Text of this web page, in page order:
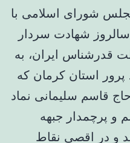
مجلس شورای اسلامی با
شهادت سردار
قدرشناس ایران، به
پرور استان کرمان که
قاسم سلیمانی نماد
و پرچمدار جبهه
و در اقصی نقاط